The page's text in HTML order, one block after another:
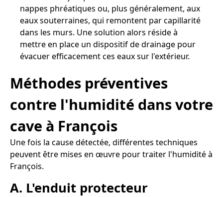
nappes phréatiques ou, plus généralement, aux
eaux souterraines, qui remontent par capillarité
dans les murs. Une solution alors réside à
mettre en place un dispositif de drainage pour
évacuer efficacement ces eaux sur l'extérieur.
Méthodes préventives
contre l'humidité dans votre
cave à François
Une fois la cause détectée, différentes techniques
peuvent être mises en œuvre pour traiter l'humidité à
François.
A. L'enduit protecteur